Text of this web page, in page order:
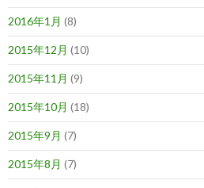
2016年1月 (8)
2015年12月 (10)
2015年11月 (9)
2015年10月 (18)
2015年9月 (7)
2015年8月 (7)